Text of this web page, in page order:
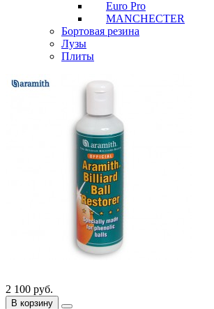
Euro Pro
MANCHECTER
Бортовая резина
Лузы
Плиты
2 100 руб.
В корзину